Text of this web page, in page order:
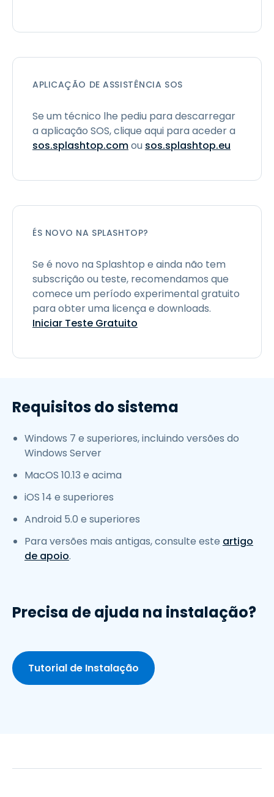
APLICAÇÃO DE ASSISTÊNCIA SOS
Se um técnico lhe pediu para descarregar
a aplicação SOS, clique aqui para aceder a
sos.splashtop.comou sos.splashtop.eu
ÉS NOVO NA SPLASHTOP?
Se é novo na Splashtop e ainda não tem
subscrição ou teste, recomendamos que
comece um período experimental gratuito
para obter uma licença e downloads.
Iniciar Teste Gratuito
Requisitos do sistema
Windows 7 e superiores, incluindo versões do
Windows Server
MacOS 10.13 e acima
iOS 14 e superiores
Android 5.0 e superiores
Para versões mais antigas, consulte este artigo
de apoio.
Precisa de ajuda na instalação?
Tutorial de Instalação